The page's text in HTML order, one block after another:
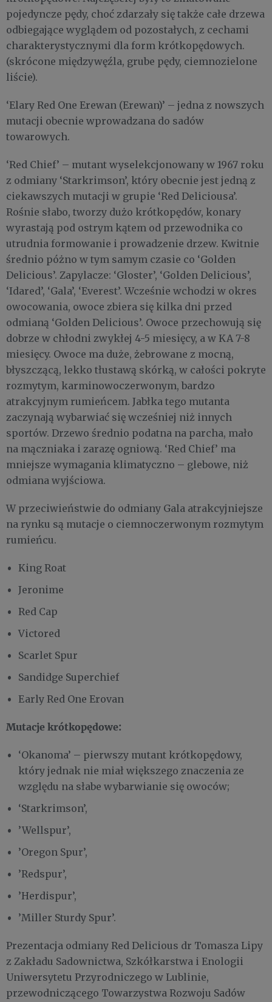
pojedyncze pędy, choć zdarzały się także całe drzewa
odbiegające wyglądem od pozostałych, z cechami
charakterystycznymi dla form krótkopędowych.
(skrócone międzywęźla, grube pędy, ciemnozielone
liście).
‘Elary Red One Erewan (Erewan)’ – jedna z nowszych
mutacji obecnie wprowadzana do sadów
towarowych.
‘Red Chief’ – mutant wyselekcjonowany w 1967 roku
z odmiany ‘Starkrimson’, który obecnie jest jedną z
ciekawszych mutacji w grupie ‘Red Deliciousa’.
Rośnie słabo, tworzy dużo krótkopędów, konary
wyrastają pod ostrym kątem od przewodnika co
utrudnia formowanie i prowadzenie drzew. Kwitnie
średnio póżno w tym samym czasie co ‘Golden
Delicious’. Zapylacze: ‘Gloster’, ‘Golden Delicious’,
‘Idared’, ‘Gala’, ‘Everest’. Wcześnie wchodzi w okres
owocowania, owoce zbiera się kilka dni przed
odmianą ‘Golden Delicious’. Owoce przechowują się
dobrze w chłodni zwykłej 4-5 miesięcy, a w KA 7-8
miesięcy. Owoce ma duże, żebrowane z mocną,
błyszczącą, lekko tłustawą skórką, w całości pokryte
rozmytym, karminowoczerwonym, bardzo
atrakcyjnym rumieńcem. Jabłka tego mutanta
zaczynają wybarwiać się wcześniej niż innych
sportów. Drzewo średnio podatna na parcha, mało
na mączniaka i zarazę ogniową. ‘Red Chief’ ma
mniejsze wymagania klimatyczno – glebowe, niż
odmiana wyjściowa.
W przeciwieństwie do odmiany Gala atrakcyjniejsze
na rynku są mutacje o ciemnoczerwonym rozmytym
rumieńcu.
King Roat
Jeronime
Red Cap
Victored
Scarlet Spur
Sandidge Superchief
Early Red One Erovan
Mutacje krótkopędowe:
‘Okanoma’ – pierwszy mutant krótkopędowy,
który jednak nie miał większego znaczenia ze
względu na słabe wybarwianie się owoców;
‘Starkrimson’,
’Wellspur’,
’Oregon Spur’,
’Redspur’,
’Herdispur’,
’Miller Sturdy Spur’.
Prezentacja odmiany Red Delicious dr Tomasza Lipy
z Zakładu Sadownictwa, Szkółkarstwa i Enologii
Uniwersytetu Przyrodniczego w Lublinie,
przewodniczącego Towarzystwa Rozwoju Sadów